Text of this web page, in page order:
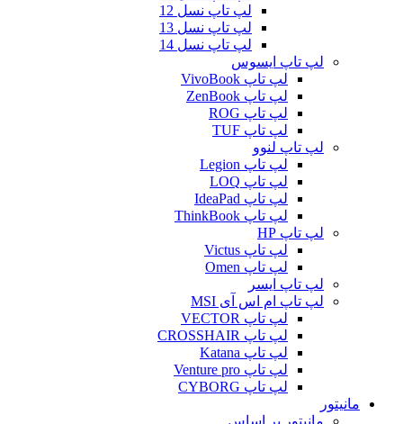
لپ تاپ نسل 12
لپ تاپ نسل 13
لپ تاپ نسل 14
لپ تاپ ایسوس
لپ تاپ VivoBook
لپ تاپ ZenBook
لپ تاپ ROG
لپ تاپ TUF
لپ تاپ لنوو
لپ تاپ Legion
لپ تاپ LOQ
لپ تاپ IdeaPad
لپ تاپ ThinkBook
لپ تاپ HP
لپ تاپ Victus
لپ تاپ Omen
لپ تاپ ایسر
لپ تاپ ام اس آی MSI
لپ تاپ VECTOR
لپ تاپ CROSSHAIR
لپ تاپ Katana
لپ تاپ Venture pro
لپ تاپ CYBORG
مانیتور
مانیتور بر اساس